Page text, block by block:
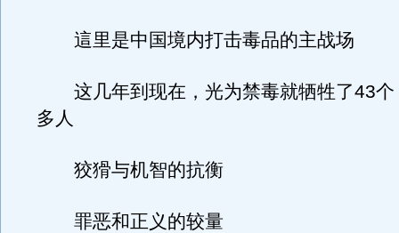
這里是中国境内打击毒品的主战场
这几年到现在，光为禁毒就牺牲了43个
多人
狡猾与机智的抗衡
罪恶和正义的较量